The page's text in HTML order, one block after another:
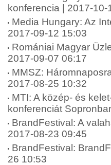
konferencia | 2017-10-
Media Hungary: Az
2017-09-12 15:03
Romániai Magyar
2017-09-07 06:17
MMSZ:
2017-08-25 10:32
MTI: A közép- és
konferenciát
BrandFestival: A
2017-08-23 09:45
BrandFestival:
26 10:53